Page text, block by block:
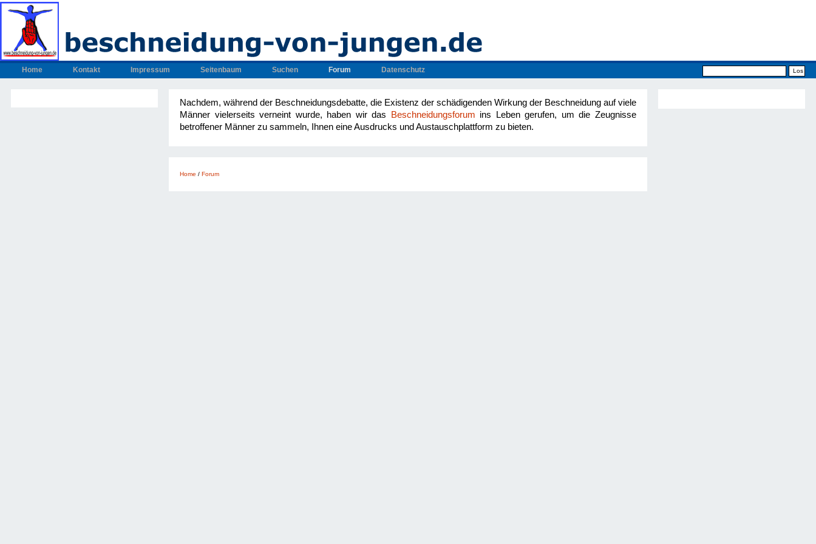
Home Kontakt Impressum Seitenbaum Suchen Forum Datenschutz
Nachdem, während der Beschneidungsdebatte, die Existenz der schädigenden Wirkung der Beschneidung auf viele
Männer vielerseits verneint wurde, haben wir das
Beschneidungsforum ins Leben gerufen, um die Zeugnisse
betroffener Männer zu sammeln, Ihnen eine Ausdrucks und Austauschplattform zu bieten.
Home / Forum